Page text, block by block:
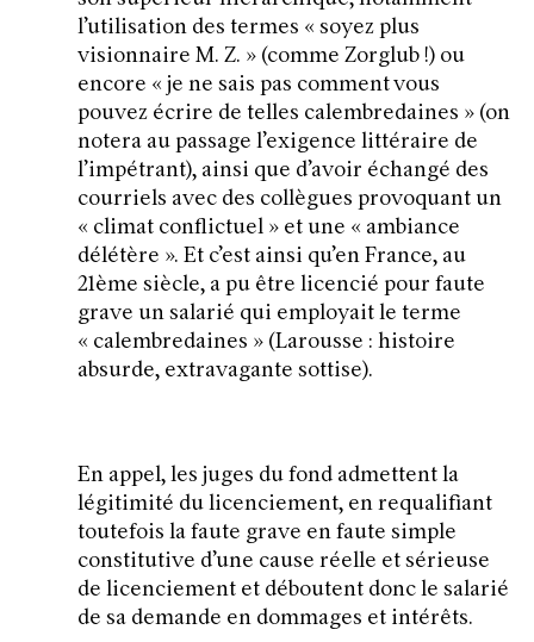
l’utilisation des termes «soyez plus
visionnaire M. Z. » (comme Zorglub !) ou
encore «je ne sais pas comment vous
pouvez écrire de telles calembredaines » (on
notera au passage l’exigence littéraire de
l’impétrant), ainsi que d’avoir échangé des
courriels avec des collègues provoquant un
« climat conflictuel » et une « ambiance
délétère ». Et c’est ainsi qu’en France, au
21ème siècle, a pu être licencié pour faute
grave un salarié qui employait le terme
« calembredaines » (Larousse : histoire
absurde, extravagante sottise).
En appel, les juges du fond admettent la
légitimité du licenciement, en requalifiant
toutefois la faute grave en faute simple
constitutive d’une cause réelle et sérieuse
de licenciement et déboutent donc le salarié
de sa demande en dommages et intérêts.